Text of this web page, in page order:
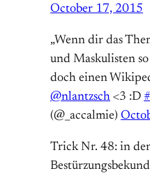
October 17, 2015
„Wenn dir das
und Maskulisten
doch einen
@nlantzsch <3 :D
(@_accalmie)
Trick Nr. 48: in